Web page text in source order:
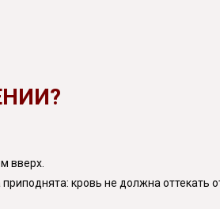
вверх.
кровь не должна оттекать